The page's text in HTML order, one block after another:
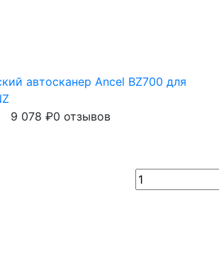
автосканер Ancel BZ700 для
9 078 ₽0 отзывов